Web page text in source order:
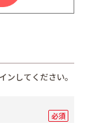
ンしてください。